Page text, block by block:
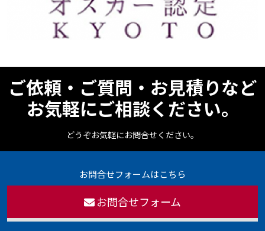
ご依頼・ご質問・お見積りなど
お気軽にご相談ください。
どうぞお気軽にお問合せください。
お問合せフォームはこちら
お問合せフォーム